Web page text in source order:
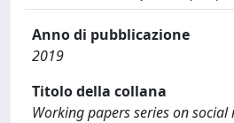
Anno di pubblicazione
2019
Titolo della collana
Working papers series on social